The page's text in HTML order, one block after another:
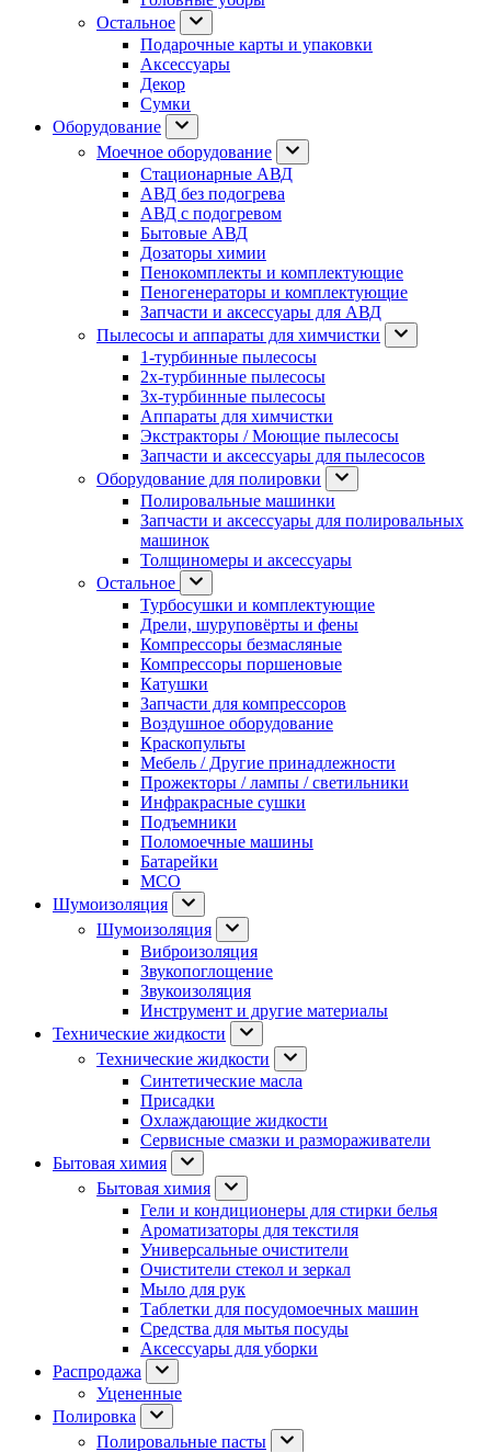
Остальное
Подарочные карты и упаковки
Аксессуары
Декор
Сумки
Оборудование
Моечное оборудование
Стационарные АВД
АВД без подогрева
АВД с подогревом
Бытовые АВД
Дозаторы химии
Пенокомплекты и комплектующие
Пеногенераторы и комплектующие
Запчасти и аксессуары для АВД
Пылесосы и аппараты для химчистки
1-турбинные пылесосы
2х-турбинные пылесосы
3х-турбинные пылесосы
Аппараты для химчистки
Экстракторы / Моющие пылесосы
Запчасти и аксессуары для пылесосов
Оборудование для полировки
Полировальные машинки
Запчасти и аксессуары для полировальных
машинок
Толщиномеры и аксессуары
Остальное
Турбосушки и комплектующие
Дрели, шуруповёрты и фены
Компрессоры безмасляные
Компрессоры поршеновые
Катушки
Запчасти для компрессоров
Воздушное оборудование
Краскопульты
Мебель / Другие принадлежности
Прожекторы / лампы / светильники
Инфракрасные сушки
Подъемники
Поломоечные машины
Батарейки
МСО
Шумоизоляция
Шумоизоляция
Виброизоляция
Звукопоглощение
Звукоизоляция
Инструмент и другие материалы
Технические жидкости
Технические жидкости
Синтетические масла
Присадки
Охлаждающие жидкости
Сервисные смазки и размораживатели
Бытовая химия
Бытовая химия
Гели и кондиционеры для стирки белья
Ароматизаторы для текстиля
Универсальные очистители
Очистители стекол и зеркал
Мыло для рук
Таблетки для посудомоечных машин
Средства для мытья посуды
Аксессуары для уборки
Распродажа
Уцененные
Полировка
Полировальные пасты